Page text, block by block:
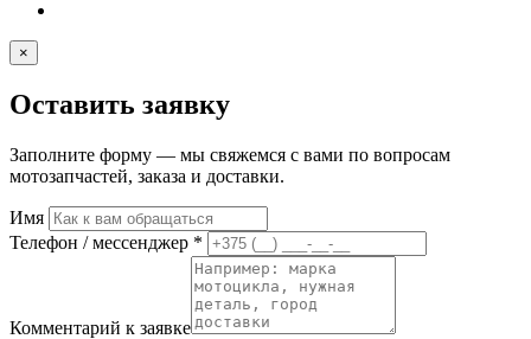
×
Оставить заявку
Заполните форму — мы свяжемся с вами по вопросам
мотозапчастей, заказа и доставки.
Имя
Телефон / мессенджер *
Комментарий к заявке